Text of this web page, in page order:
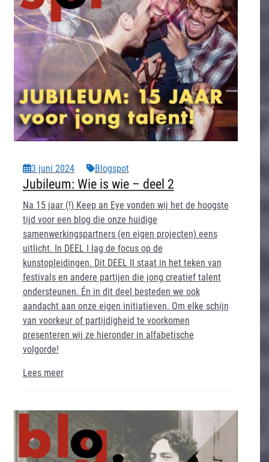
3 juni 2024 Blogspot
Jubileum: Wie is wie – deel 2
Na 15 jaar (!) Keep an Eye vonden wij het de hoogste
tijd voor een blog die onze huidige
samenwerkingspartners (en eigen projecten) eens
uitlicht. In DEEL I lag de focus op de
kunstopleidingen. Dit DEEL II staat in het teken van
festivals en andere partijen die jong creatief talent
ondersteunen. Én in dit deel besteden we ook
aandacht aan onze eigen initiatieven. Om elke schijn
van voorkeur of partijdigheid te voorkomen
presenteren wij ze hieronder in alfabetische
volgorde!
Lees meer